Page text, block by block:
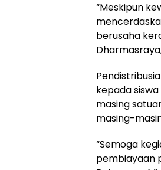
“Meskipun
berusaha
kepada
masing
masing-
“Semoga
pembiayaan